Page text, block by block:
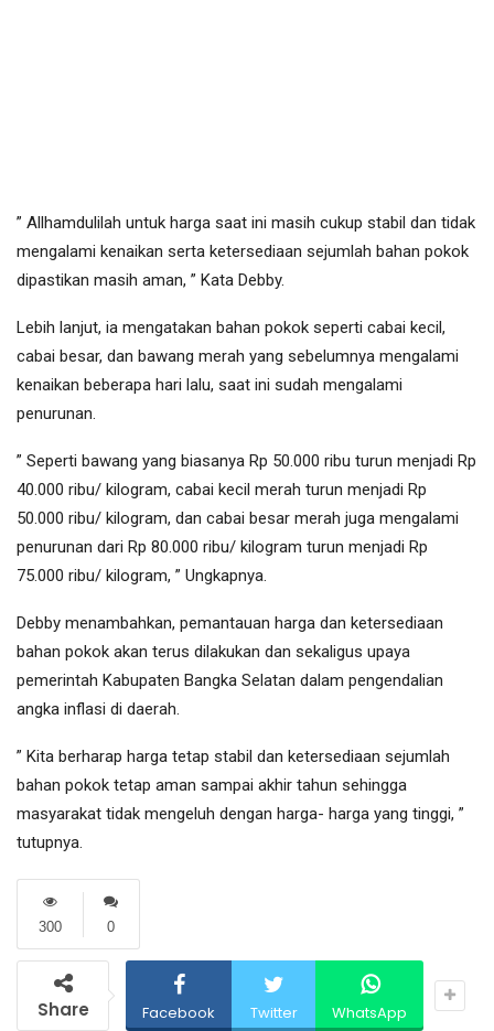
” Allhamdulilah untuk harga saat ini masih cukup stabil dan tidak
mengalami kenaikan serta ketersediaan sejumlah bahan pokok
dipastikan masih aman, ” Kata Debby.
Lebih lanjut, ia mengatakan bahan pokok seperti cabai kecil,
cabai besar, dan bawang merah yang sebelumnya mengalami
kenaikan beberapa hari lalu, saat ini sudah mengalami
penurunan.
” Seperti bawang yang biasanya Rp 50.000 ribu turun menjadi Rp
40.000 ribu/ kilogram, cabai kecil merah turun menjadi Rp
50.000 ribu/ kilogram, dan cabai besar merah juga mengalami
penurunan dari Rp 80.000 ribu/ kilogram turun menjadi Rp
75.000 ribu/ kilogram, ” Ungkapnya.
Debby menambahkan, pemantauan harga dan ketersediaan
bahan pokok akan terus dilakukan dan sekaligus upaya
pemerintah Kabupaten Bangka Selatan dalam pengendalian
angka inflasi di daerah.
” Kita berharap harga tetap stabil dan ketersediaan sejumlah
bahan pokok tetap aman sampai akhir tahun sehingga
masyarakat tidak mengeluh dengan harga- harga yang tinggi, ”
tutupnya.
0
300
Share Facebook Twitter WhatsApp